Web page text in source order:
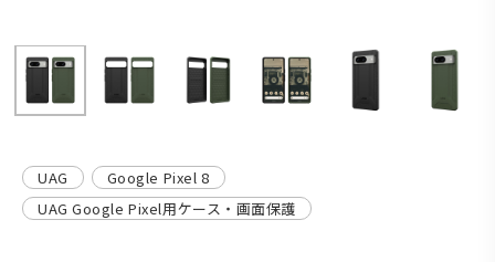
UAG
Google Pixel 8
UAG Google Pixel用ケース・画面保護